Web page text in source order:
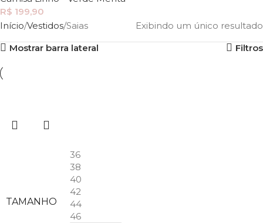
R$ 199,90
Início Vestidos Saias
Exibindo um único resultado
Mostrar barra lateral
Filtros
TAMANHO
36
38
40
42
44
46